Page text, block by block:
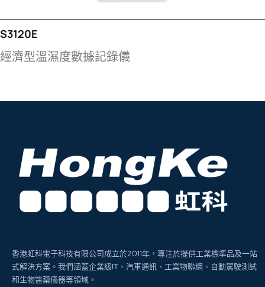
S3120E
經濟型溫濕度數據記錄儀
香港虹科電子科技有限公司成立於2011年，專注於提供工業標準品及一站
式解決方案。我們涵蓋企業級IT、汽車通訊、工業物聯網、自動駕駛測試
和生物醫藥儀器等領域。